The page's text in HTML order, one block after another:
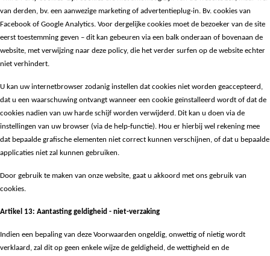
van derden, bv. een aanwezige marketing of advertentieplug-in. Bv. cookies van
Facebook of Google Analytics. Voor dergelijke cookies moet de bezoeker van de site
eerst toestemming geven – dit kan gebeuren via een balk onderaan of bovenaan de
website, met verwijzing naar deze policy, die het verder surfen op de website echter
niet verhindert.
U kan uw internetbrowser zodanig instellen dat cookies niet worden geaccepteerd,
dat u een waarschuwing ontvangt wanneer een cookie geïnstalleerd wordt of dat de
cookies nadien van uw harde schijf worden verwijderd. Dit kan u doen via de
instellingen van uw browser (via de help-functie). Hou er hierbij wel rekening mee
dat bepaalde grafische elementen niet correct kunnen verschijnen, of dat u bepaalde
applicaties niet zal kunnen gebruiken.
Door gebruik te maken van onze website, gaat u akkoord met ons gebruik van
cookies.
Artikel 13: Aantasting geldigheid - niet-verzaking
Indien een bepaling van deze Voorwaarden ongeldig, onwettig of nietig wordt
verklaard, zal dit op geen enkele wijze de geldigheid, de wettigheid en de